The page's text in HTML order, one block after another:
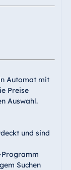
Automat mit
Preise
Auswahl.
und sind
Programm
Suchen